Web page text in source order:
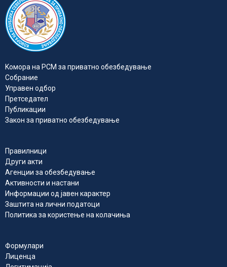
Kомора на РСМ за приватно обезбедувањe
Собрание
Управен одбор
Претседател
Публикации
Закон за приватно обезбедување
Правилници
Други акти
Агенции за обезбедување
Активности и настани
Информации од јавен карактер
Заштита на лични податоци
Политика за користење на колачиња
Формулари
Лиценца